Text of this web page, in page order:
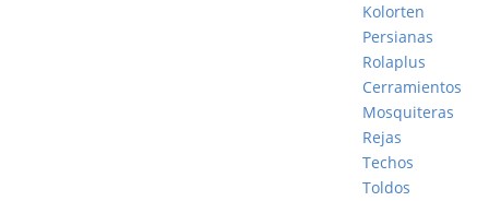
Kolorten
Persianas
Rolaplus
Cerramientos
Mosquiteras
Rejas
Techos
Toldos